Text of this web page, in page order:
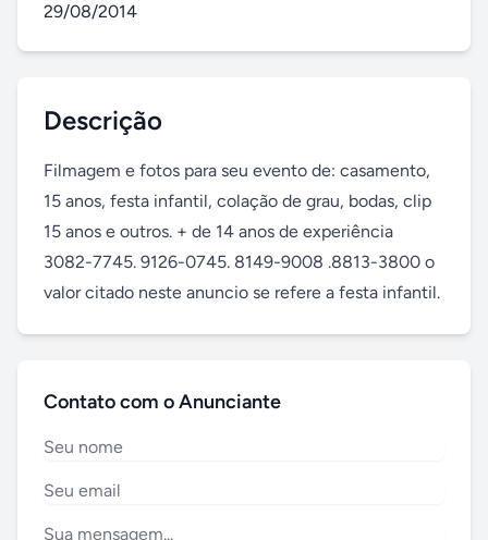
29/08/2014
Descrição
Filmagem e fotos para seu evento de: casamento,
15 anos, festa infantil, colação de grau, bodas, clip
15 anos e outros. + de 14 anos de experiência
3082-7745. 9126-0745. 8149-9008 .8813-3800 o
valor citado neste anuncio se refere a festa infantil.
Contato com o Anunciante